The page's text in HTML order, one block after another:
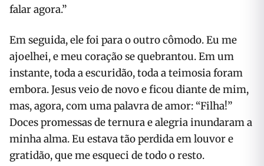
falar agora.”
Em seguida, ele foi para o outro cômodo. Eu me
ajoelhei, e meu coração se quebrantou. Em um
instante, toda a escuridão, toda a teimosia foram
embora. Jesus veio de novo e ficou diante de mim,
mas, agora, com uma palavra de amor: “Filha!”
Doces promessas de ternura e alegria inundaram a
minha alma. Eu estava tão perdida em louvor e
gratidão, que me esqueci de todo o resto.